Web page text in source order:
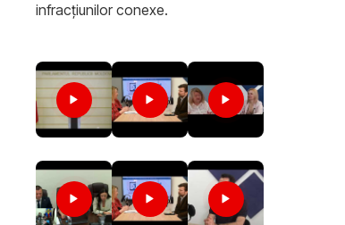
infracţiunilor conexe.